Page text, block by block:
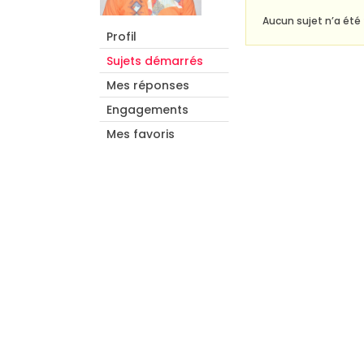
Profil
Sujets démarrés
Mes réponses
Engagements
Mes favoris
Aucun sujet n’a été